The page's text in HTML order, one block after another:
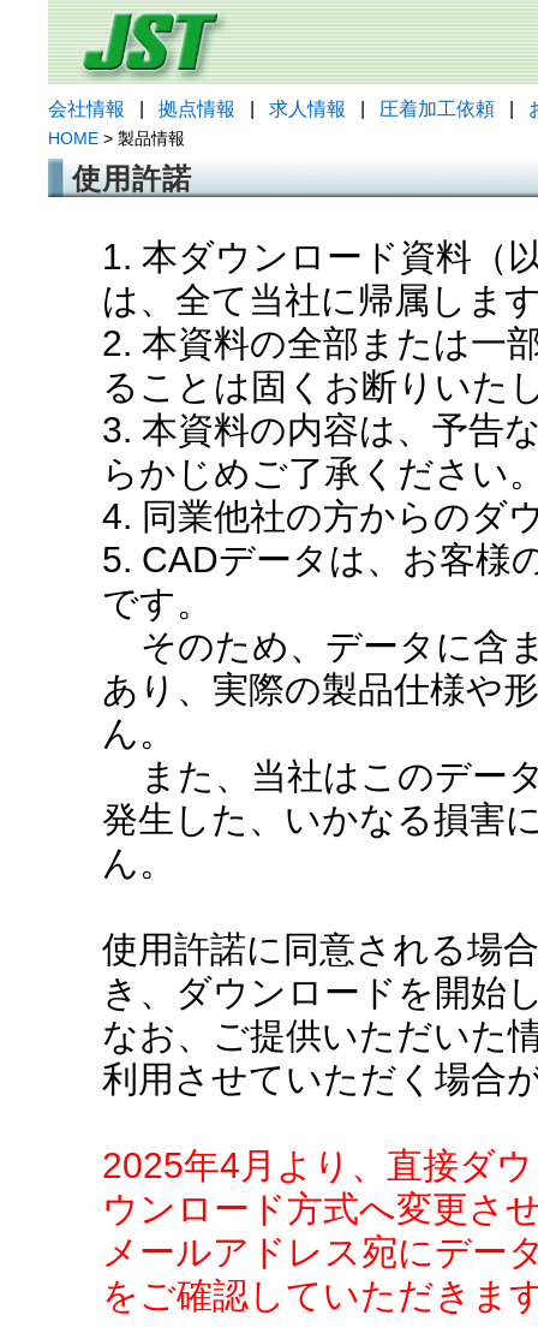
会社情報 拠点情報 求人情報 圧着加工依頼
HOME > 製品情報
使用許諾
1. 本ダウンロード資料（
は、全て当社に帰属しま
2. 本資料の全部または一
ることは固くお断りいた
3. 本資料の内容は、予告
らかじめご了承ください
4. 同業他社の方からのダ
5. CADデータは、お客様
です。
そのため、データに含
あり、実際の製品仕様や
ん。
また、当社はこのデー
発生した、いかなる損害
ん。
使用許諾に同意される場
き、ダウンロードを開始
なお、ご提供いただいた
利用させていただく場合
2025年4月より、直接ダ
ウンロード方式へ変更さ
メールアドレス宛にデー
をご確認していただきま